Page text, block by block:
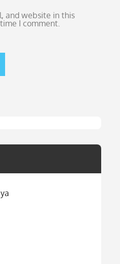
and website in this
I comment.